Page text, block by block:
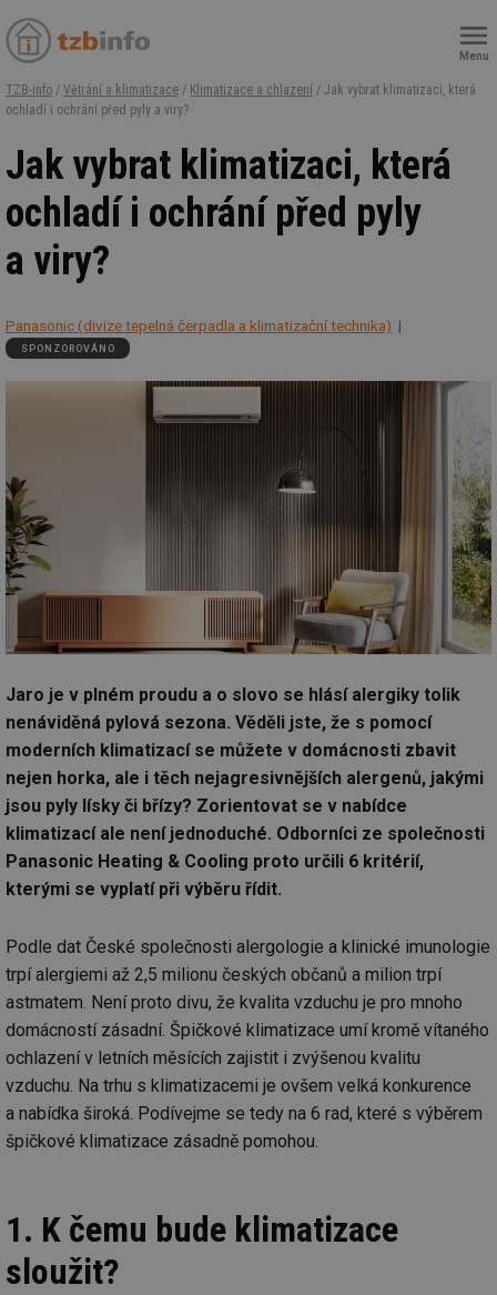
Menu
TZB-info / Větrání a klimatizace / Klimatizace a chlazení / Jak vybrat klimatizaci, která
ochladí i ochrání před pyly a viry?
Jak vybrat klimatizaci, která
ochladí i ochrání před pyly
a viry?
Panasonic (divize tepelná čerpadla a klimatizační technika)
SPONZOROVÁNO
Jaro je v plném proudu a o slovo se hlásí alergiky tolik
nenáviděná pylová sezona. Věděli jste, že s pomocí
moderních klimatizací se můžete v domácnosti zbavit
nejen horka, ale i těch nejagresivnějších alergenů, jakými
jsou pyly lísky či břízy? Zorientovat se v nabídce
klimatizací ale není jednoduché. Odborníci ze společnosti
Panasonic Heating & Cooling proto určili 6 kritérií,
kterými se vyplatí při výběru řídit.
Podle dat České společnosti alergologie a klinické imunologie
trpí alergiemi až 2,5 milionu českých občanů a milion trpí
astmatem. Není proto divu, že kvalita vzduchu je pro mnoho
domácností zásadní. Špičkové klimatizace umí kromě vítaného
ochlazení v letních měsících zajistit i zvýšenou kvalitu
vzduchu. Na trhu s klimatizacemi je ovšem velká konkurence
a nabídka široká. Podívejme se tedy na 6 rad, které s výběrem
špičkové klimatizace zásadně pomohou.
1. K čemu bude klimatizace
sloužit?